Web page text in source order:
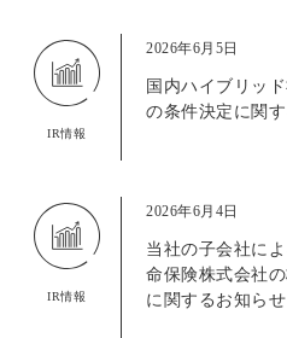
IR情報
2026年6月5日
国内ハイブリッ
の条件決定に関
IR情報
2026年6月4日
当社の子会社に
命保険株式会社
に関するお知らせ